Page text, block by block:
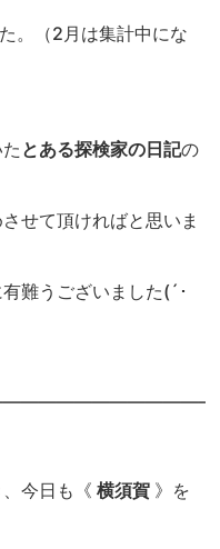
。（2月は集計中にな
とある探検家の日記の
せて頂ければと思いま
難うございました(´･
、今日も《横須賀 》を